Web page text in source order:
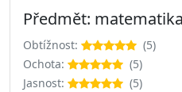
Předmět:
Obtížnost:
(5)
Ochota:
(5)
Jasnost:
(5)